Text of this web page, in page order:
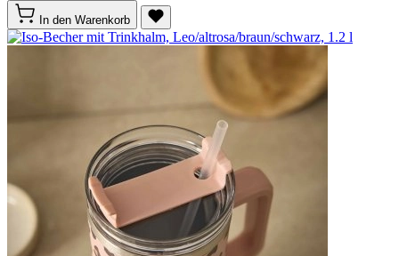
In den Warenkorb